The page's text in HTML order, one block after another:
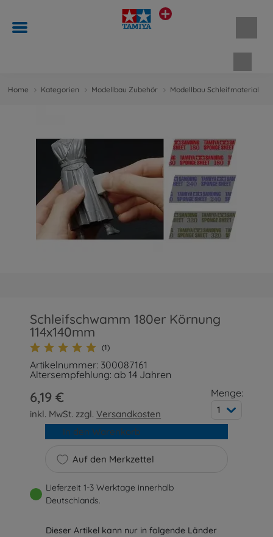
Home Kategorien Modellbau Zubehör Modellbau Schleifmaterial
Schleifschwamm 180er Körnung
114x140mm
(1)
Artikelnummer: 300087161
Altersempfehlung: ab 14 Jahren
6,19 €
inkl. MwSt. zzgl.Versandkosten
Menge:
1
Auf den Merkzettel
In den Warenkorb
Lieferzeit 1-3 Werktage innerhalb
Deutschlands.
Dieser Artikel kann nur in folgende Länder